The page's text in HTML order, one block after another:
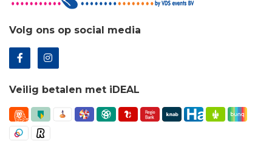
Volg ons op social media
Veilig betalen met iDEAL